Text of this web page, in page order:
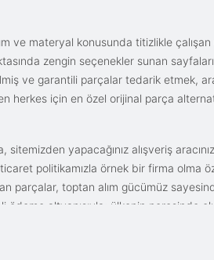
ve materyal konusunda titizlikle
zengin seçenekler sunan
ve garantili parçalar tedarik etmek,
için en özel orijinal parça
yapacağınız alışveriş
politikamızla örnek bir firma olma
parçalar, toptan alım gücümüz
ödeme altyapısıyla; ülkenin neresinde
kalitesini birleştirmek için doğru